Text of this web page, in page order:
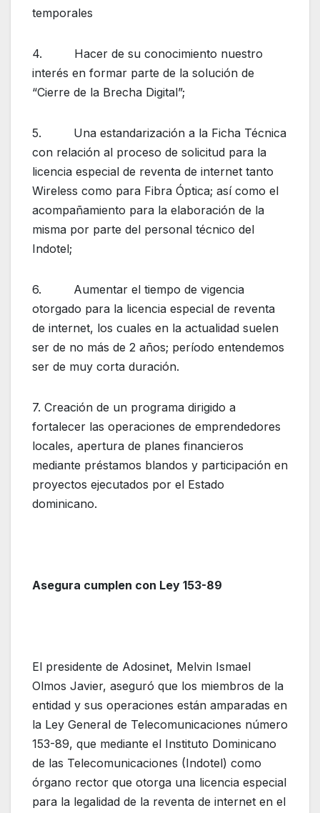
temporales
4. Hacer de su conocimiento nuestro
interés en formar parte de la solución de
“Cierre de la Brecha Digital”;
5. Una estandarización a la Ficha Técnica
con relación al proceso de solicitud para la
licencia especial de reventa de internet tanto
Wireless como para Fibra Óptica; así como el
acompañamiento para la elaboración de la
misma por parte del personal técnico del
Indotel;
6. Aumentar el tiempo de vigencia
otorgado para la licencia especial de reventa
de internet, los cuales en la actualidad suelen
ser de no más de 2 años; período entendemos
ser de muy corta duración.
7. Creación de un programa dirigido a
fortalecer las operaciones de emprendedores
locales, apertura de planes financieros
mediante préstamos blandos y participación en
proyectos ejecutados por el Estado
dominicano.
Asegura cumplen con Ley 153-89
El presidente de Adosinet, Melvin Ismael
Olmos Javier, aseguró que los miembros de la
entidad y sus operaciones están amparadas en
la Ley General de Telecomunicaciones número
153-89, que mediante el Instituto Dominicano
de las Telecomunicaciones (Indotel) como
órgano rector que otorga una licencia especial
para la legalidad de la reventa de internet en el